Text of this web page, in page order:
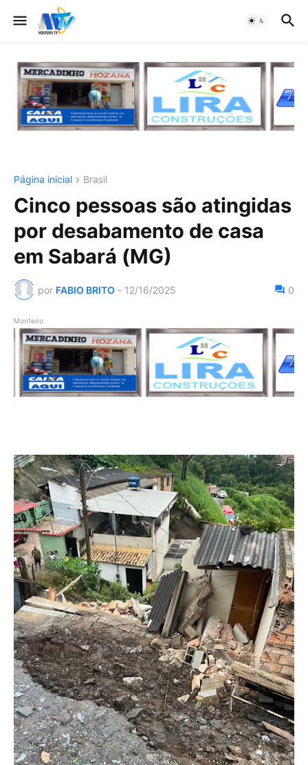
Página inicial Brasil
Cinco pessoas são atingidas
por desabamento de casa
em Sabará (MG)
por FABIO BRITO - 12/16/2025 0
Monteiro